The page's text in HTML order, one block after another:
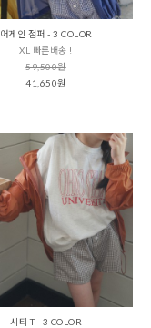
어게인 점퍼 - 3 COLOR
XL 빠른배송 !
59,500원
41,650원
시티 T - 3 COLOR